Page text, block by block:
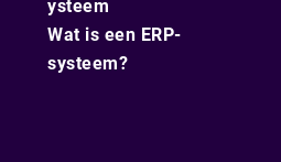
ysteem
Wat is een ERP-
systeem?